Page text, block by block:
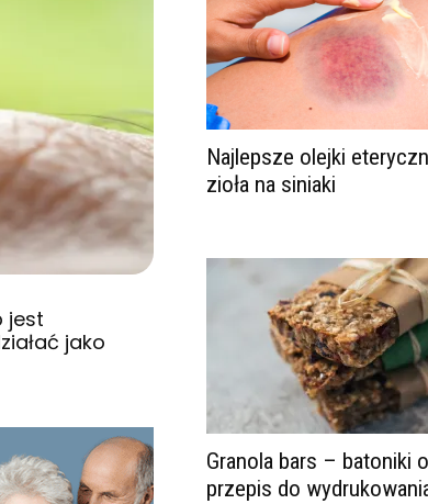
jest
jako
Najlepsze olejki
zioła na siniaki
Granola bars – batoniki
przepis do